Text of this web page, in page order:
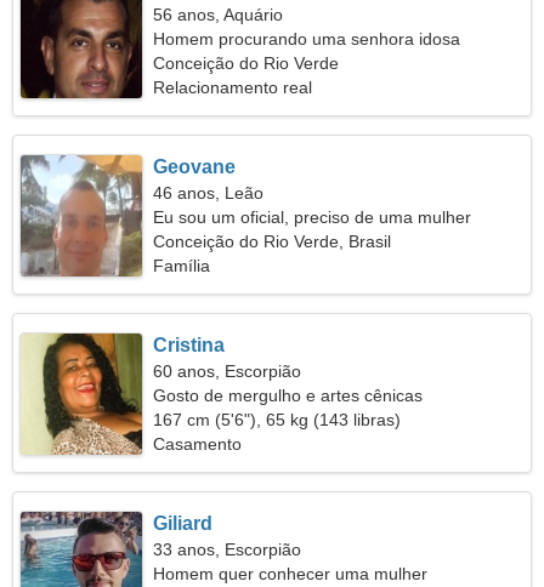
56 anos, Aquário
Homem procurando uma senhora idosa
Conceição do Rio Verde
Relacionamento real
Geovane
46 anos, Leão
Eu sou um oficial, preciso de uma mulher
carinhosa
Conceição do Rio Verde, Brasil
Família
Cristina
60 anos, Escorpião
Gosto de mergulho e artes cênicas
167 cm (5'6"), 65 kg (143 libras)
Casamento
Giliard
33 anos, Escorpião
Homem quer conhecer uma mulher